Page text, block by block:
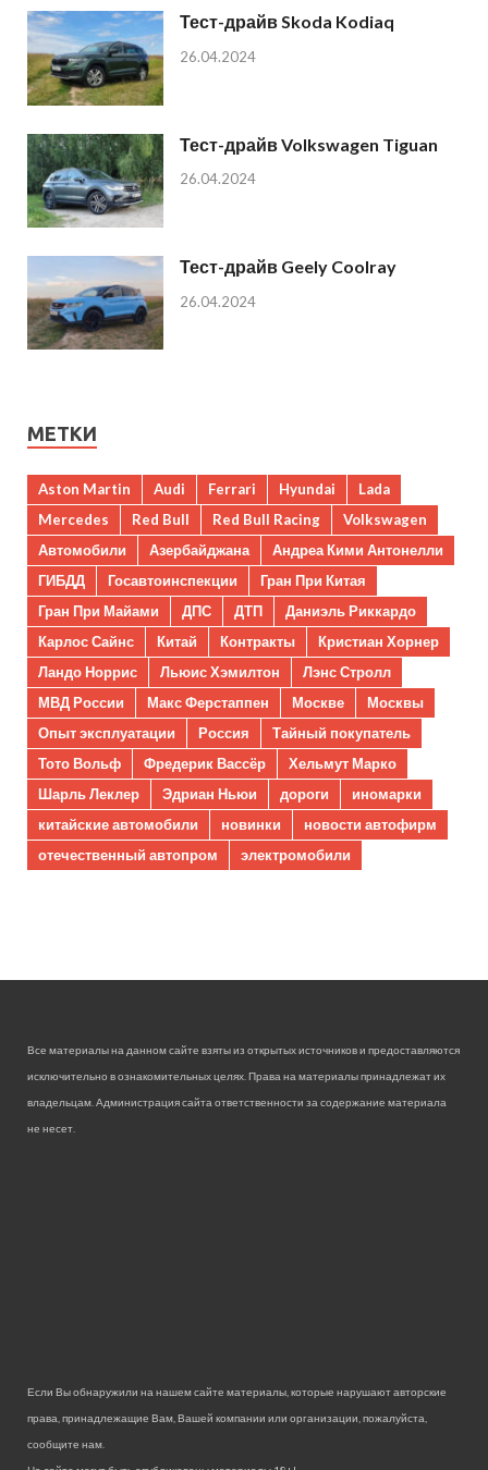
Тест-драйв Skoda Kodiaq
26.04.2024
Тест-драйв Volkswagen Tiguan
26.04.2024
Тест-драйв Geely Coolray
26.04.2024
МЕТКИ
Aston Martin Audi Ferrari Hyundai
Lada
Mercedes
Red Bull Red Bull Racing
Volkswagen
Автомобили
Азербайджана
Андреа Кими Антонелли
ГИБДД
Госавтоинспекции
Гран При Китая
Гран При Майами
ДПС ДТП
Даниэль Риккардо
Карлос Сайнс
Китай Контракты
Кристиан Хорнер
Ландо Норрис
Льюис Хэмилтон
Лэнс Стролл
МВД России
Макс Ферстаппен Москве
Москвы
Опыт эксплуатации
Россия
Тайный покупатель
Тото Вольф
Фредерик Вассёр
Хельмут Марко
Шарль Леклер
Эдриан Ньюи дороги
иномарки
китайские автомобили
новинки
новости автофирм
отечественный автопром
электромобили
Все материалы на данном сайте взяты из открытых источников и предоставляются
исключительно в ознакомительных целях. Права на материалы принадлежат их
владельцам. Администрация сайта ответственности за содержание материала
не несет.
Если Вы обнаружили на нашем сайте материалы, которые нарушают авторские
права, принадлежащие Вам, Вашей компании или организации, пожалуйста,
сообщите нам.